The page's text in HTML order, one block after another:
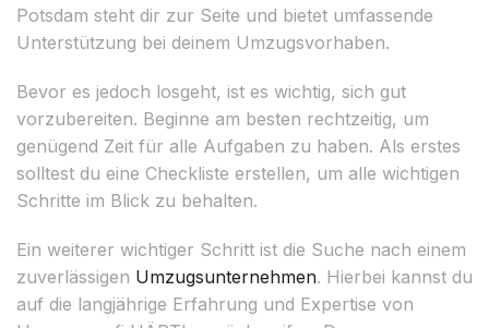
Potsdam steht dir zur Seite und bietet umfassende
Unterstützung bei deinem Umzugsvorhaben.
Bevor es jedoch losgeht, ist es wichtig, sich gut
vorzubereiten. Beginne am besten rechtzeitig, um
genügend Zeit für alle Aufgaben zu haben. Als erstes
solltest du eine Checkliste erstellen, um alle wichtigen
Schritte im Blick zu behalten.
Ein weiterer wichtiger Schritt ist die Suche nach einem
zuverlässigen Umzugsunternehmen. Hierbei kannst du
auf die langjährige Erfahrung und Expertise von